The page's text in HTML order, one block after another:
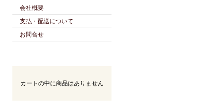
会社概要
支払・配送について
お問合せ
カートの中に商品はありません